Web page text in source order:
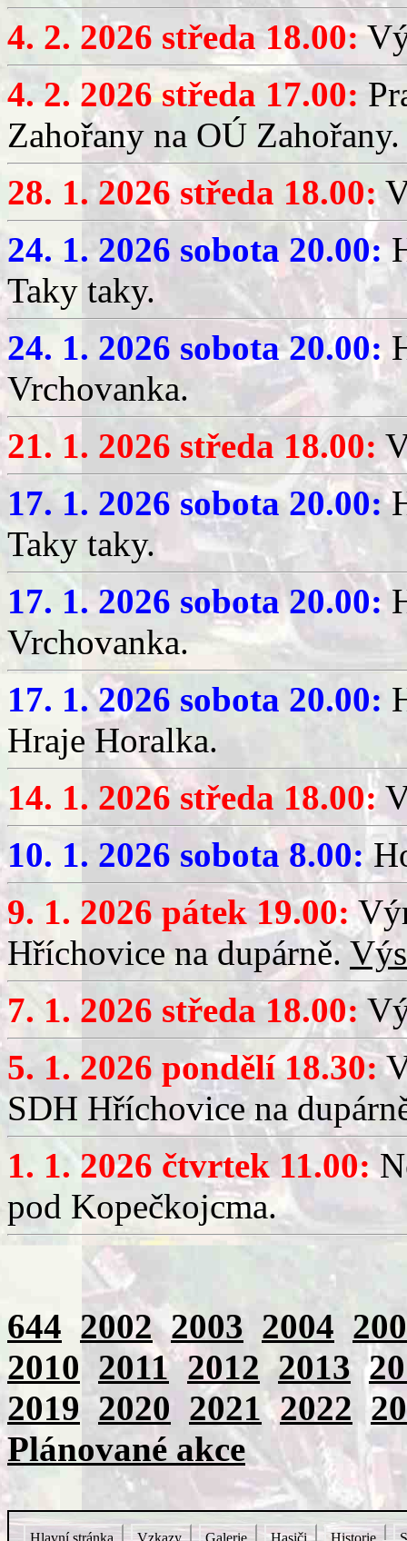
4. 2. 2026 středa 18.00:
4. 2. 2026 středa 17.00:
Zahořany na OÚ Zahořany.
28. 1. 2026 středa 18.00:
24. 1. 2026 sobota 20.00:
Taky taky.
24. 1. 2026 sobota 20.00:
Vrchovanka.
21. 1. 2026 středa 18.00:
17. 1. 2026 sobota 20.00:
Taky taky.
17. 1. 2026 sobota 20.00:
Vrchovanka.
17. 1. 2026 sobota 20.00:
Hraje Horalka.
14. 1. 2026 středa 18.00:
10. 1. 2026 sobota 8.00:
9. 1. 2026 pátek 19.00:
Hříchovice na dupárně.
7. 1. 2026 středa 18.00:
5. 1. 2026 pondělí 18.30:
SDH Hříchovice na
1. 1. 2026 čtvrtek 11.00:
pod Kopečkojcma.
644 2002 2003 2004
2010 2011 2012 2013
2019 2020 2021 2022
Plánované akce
Hlavní stránka Vzkazy Galerie Hasiči Historie